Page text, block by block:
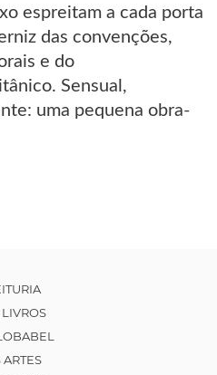
espreitam a cada porta
das convenções,
e do
Sensual,
uma pequena obra-
ARTES